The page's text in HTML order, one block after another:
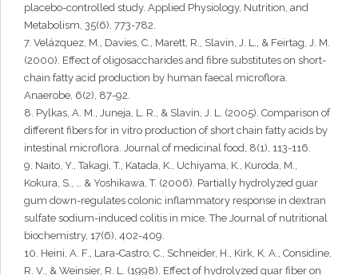
placebo-controlled study. Applied Physiology, Nutrition, and
Metabolism, 35(6), 773-782.
7. Velázquez, M., Davies, C., Marett, R., Slavin, J. L., & Feirtag, J. M.
(2000). Effect of oligosaccharides and fibre substitutes on short-
chain fatty acid production by human faecal microflora.
Anaerobe, 6(2), 87-92.
8. Pylkas, A. M., Juneja, L. R., & Slavin, J. L. (2005). Comparison of
different fibers for in vitro production of short chain fatty acids by
intestinal microflora. Journal of medicinal food, 8(1), 113-116.
9. Naito, Y., Takagi, T., Katada, K., Uchiyama, K., Kuroda, M.,
Kokura, S., … & Yoshikawa, T. (2006). Partially hydrolyzed guar
gum down-regulates colonic inflammatory response in dextran
sulfate sodium-induced colitis in mice. The Journal of nutritional
biochemistry, 17(6), 402-409.
10. Heini, A. F., Lara-Castro, C., Schneider, H., Kirk, K. A., Considine,
R. V., & Weinsier, R. L. (1998). Effect of hydrolyzed guar fiber on